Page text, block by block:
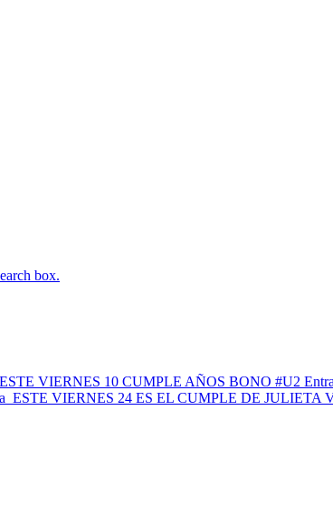
box.
ESTE VIERNES 10 CUMPLE AÑOS BONO #U2
ESTE VIERNES 24 ES EL CUMPLE DE JULIETA